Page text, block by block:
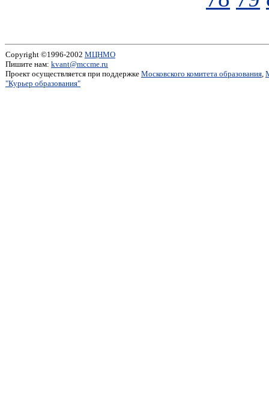
Copyright ©1996-2002 МЦНМО
Пишите нам: kvant@mccme.ru
Проект осуществляется при поддержке Московского комитета образования,
"Курьер образования"